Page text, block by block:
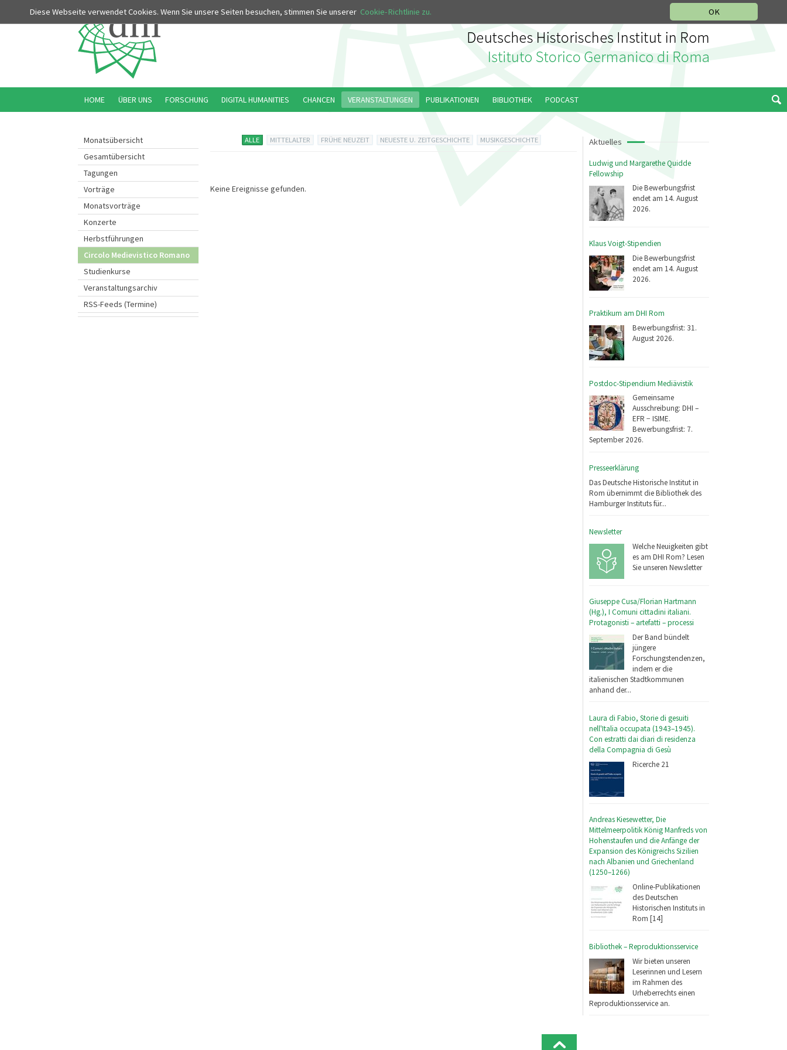
OK
Diese Webseite verwendet Cookies. Wenn Sie unsere Seiten besuchen, stimmen Sie unserer Cookie-Richtlinie zu.
Monatsübersicht
Gesamtübersicht
Tagungen
Vorträge
Monatsvorträge
Konzerte
Herbstführungen
Circolo Medievistico Romano
Studienkurse
Veranstaltungsarchiv
RSS-Feeds (Termine)
Aktuelles
Ludwig und Margarethe Quidde
Fellowship
Die Bewerbungsfrist
endet am 14. August
2026.
Klaus Voigt-Stipendien
Die Bewerbungsfrist
endet am 14. August
2026.
Praktikum am DHI Rom
Bewerbungsfrist: 31.
August 2026.
Postdoc-Stipendium Mediävistik
Gemeinsame
Ausschreibung: DHI –
EFR − ISIME.
Bewerbungsfrist: 7.
September 2026.
Presseerklärung
Das Deutsche Historische Institut in
Rom übernimmt die Bibliothek des
Hamburger Instituts für...
Newsletter
Welche Neuigkeiten gibt
es am DHI Rom? Lesen
Sie unseren Newsletter
Giuseppe Cusa/Florian Hartmann
(Hg.), I Comuni cittadini italiani.
Protagonisti – artefatti – processi
Der Band bündelt
jüngere
Forschungstendenzen,
indem er die
italienischen Stadtkommunen
anhand der...
Laura di Fabio, Storie di gesuiti
nell'Italia occupata (1943–1945).
Con estratti dai diari di residenza
della Compagnia di Gesù
Ricerche 21
Andreas Kiesewetter, Die
Mittelmeerpolitik König Manfreds von
Hohenstaufen und die Anfänge der
Expansion des Königreichs Sizilien
nach Albanien und Griechenland
(1250–1266)
Online-Publikationen
des Deutschen
Historischen Instituts in
Rom [14]
Bibliothek – Reproduktionsservice
Wir bieten unseren
Leserinnen und Lesern
im Rahmen des
Urheberrechts einen
Reproduktionsservice an.
ALLE MITTELALTER FRÜHE NEUZEIT NEUESTE U. ZEITGESCHICHTE MUSIKGESCHICHTE
Keine Ereignisse gefunden.
HOME ÜBER UNS FORSCHUNG DIGITAL HUMANITIES CHANCEN VERANSTALTUNGEN PUBLIKATIONEN BIBLIOTHEK PODCAST